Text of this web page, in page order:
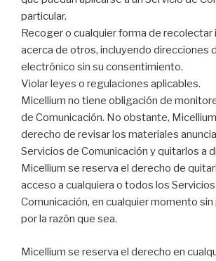
particular.
Recoger o cualquier forma de recolectar
acerca de otros, incluyendo direcciones
electrónico sin su consentimiento.
Violar leyes o regulaciones aplicables.
Micellium no tiene obligación de
de Comunicación. No obstante,
derecho de revisar los materiales
Servicios de Comunicación y quitarlos a
Micellium se reserva el derecho de
acceso a cualquiera o todos los
Comunicación, en cualquier momento
por la razón que sea.
Micellium se reserva el derecho en